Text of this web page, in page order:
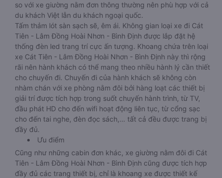
so với xe giường nằm đơn thông thường nên phù hợp với cả
du khách Việt lẫn du khách ngoại quốc.
Tấm thảm lót sàn sạch sẽ, êm ái. Không gian loại xe đi Cát
Tiên - Lâm Đồng Hoài Nhơn - Bình Định được lắp đặt hệ
thống đèn led trang trí cực ấn tượng. Khoang chứa trên loại
xe Cát Tiên - Lâm Đồng Hoài Nhơn - Bình Định này thì rộng
rãi nên hành khách có thể mang theo nhiều hành lý cần thiết
cho chuyến đi. Chuyến đi của hành khách sẽ không còn
nhàm chán với xe phòng nằm đôi bởi hàng loạt các thiết bị
giải trí được tích hợp trong suốt chuyến hành trình, từ TV,
đầu phát HD cho đến wifi hoạt động liên tục, từ cổng sạc
cho đến tai nghe, đèn đọc sách,… tất cả đều được trang bị
đầy đủ.
Ưu điểm
Cũng như những cabin đơn khác, xe giường nằm đôi đi Cát
Tiên - Lâm Đồng Hoài Nhơn - Bình Định cũng được tích hợp
đầy đủ các trang thiết bị, chỉ là khoang xe được thiết kế